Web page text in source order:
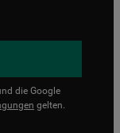
die Google
gelten.